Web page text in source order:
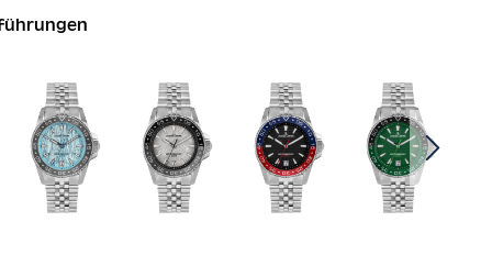
überspringen